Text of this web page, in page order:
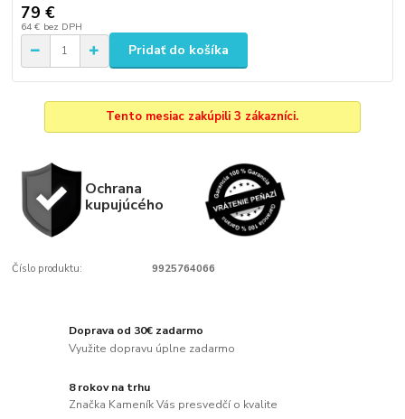
79 €
64 € bez DPH
Pridať do košíka
Tento mesiac zakúpili 3 zákazníci.
Ochrana
kupujúcého
Číslo produktu: 9925764066
Doprava od 30€ zadarmo
Využite dopravu úplne zadarmo
8 rokov na trhu
Značka Kameník Vás presvedčí o kvalite